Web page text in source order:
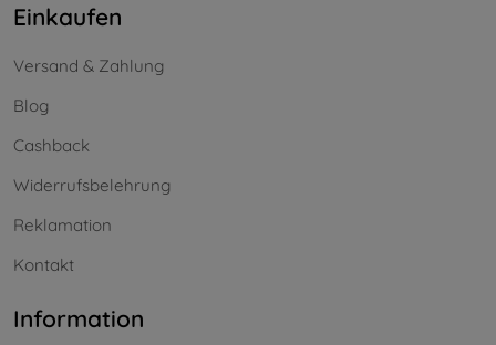
Einkaufen
Versand & Zahlung
Blog
Cashback
Widerrufsbelehrung
Reklamation
Kontakt
Information